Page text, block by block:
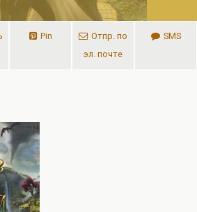
Pin
Отпр. по
эл. почте
SMS